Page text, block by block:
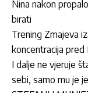
Nina nakon
birati
Trening Zmajeva
koncentracija pred
I dalje ne vjeruje
sebi, samo mu je